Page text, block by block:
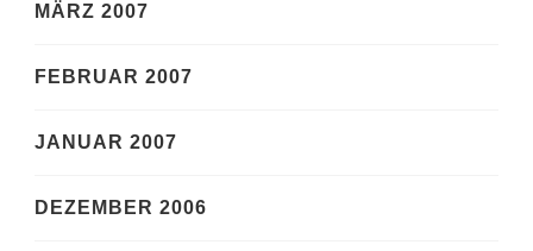
MÄRZ 2007
FEBRUAR 2007
JANUAR 2007
DEZEMBER 2006